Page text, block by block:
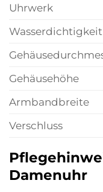
Uhrwerk
Wasserdichtigkeit
Gehäusehöhe
Armbandbreite
Verschluss
Damenuhr